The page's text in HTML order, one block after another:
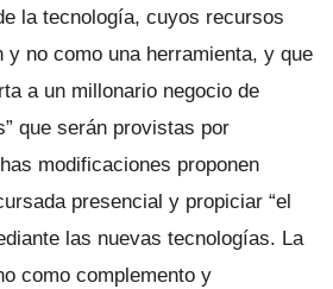
la tecnología, cuyos recursos
y no como una herramienta, y que
a un millonario negocio de
que serán provistas por
modificaciones proponen
presencial y propiciar “el
las nuevas tecnologías. La
como complemento y